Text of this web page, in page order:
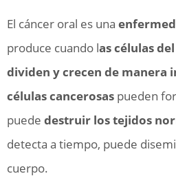
El cáncer oral es una
produce cuando las células
dividen y crecen de manera
células cancerosas pueden
puede destruir los tejidos
detecta a tiempo, puede
cuerpo.